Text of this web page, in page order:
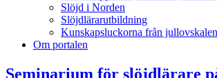
Slöjd i Norden
Slöjdlärarutbildning
Kunskapsluckorna från
Om portalen
Seminarium för slöjdlärare